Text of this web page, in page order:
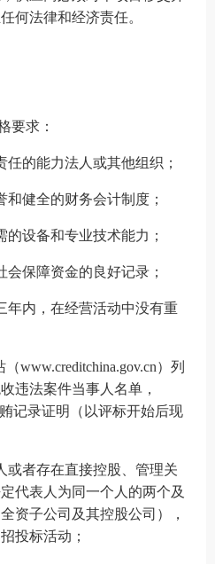
何法律和经济责任。
要求：
任的能力法人或其他组织；
和健全的财务会计制度；
设备和专业技术能力；
保障资金的良好记录；
年内，在经营活动中没有重
www.creditchina.gov.cn）列
违法案件当事人名单，
记录证明（以评标开始后现
或者存在直接控股、管理关
代表人为同一个人的两个及
资子公司及其控股公司），
投标活动；